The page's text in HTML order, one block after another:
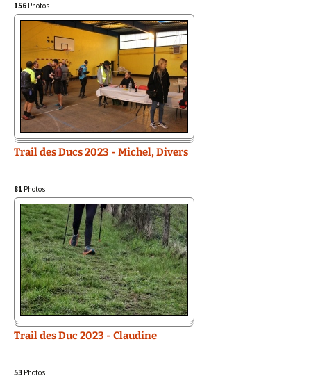
156 Photos
Trail des Ducs 2023 - Michel, Divers
81 Photos
Trail des Duc 2023 - Claudine
53 Photos